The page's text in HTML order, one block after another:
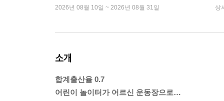
2026년 08월 10일 ~ 2026년 08월 31일 상
소개
합계출산율 0.7
어린이 놀이터가 어르신 운동장으로…